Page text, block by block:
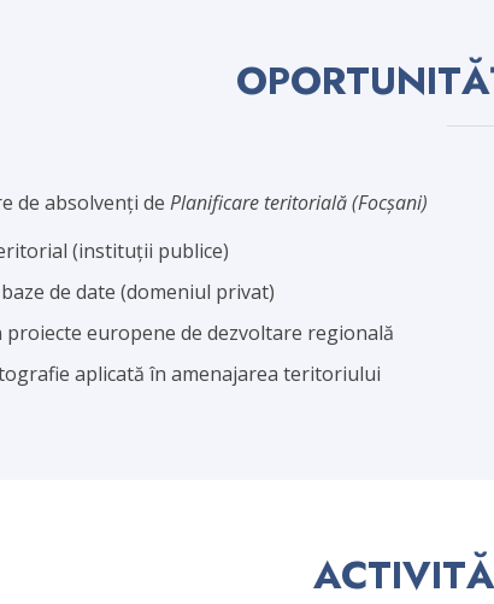
de absolvenți de Planificare teritorială (Focşani)
(instituții publice)
de date (domeniul privat)
europene de dezvoltare regională
aplicată în amenajarea teritoriului